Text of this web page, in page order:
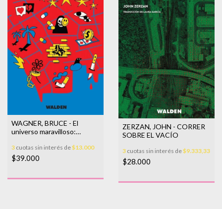
WAGNER, BRUCE - El
universo maravilloso:
3 cuotas sin interés de$13.000
$39.000
ZERZAN, JOHN - CORRER
SOBRE EL VACÍO
3 cuotas sin interés de$9.333,33
$28.000